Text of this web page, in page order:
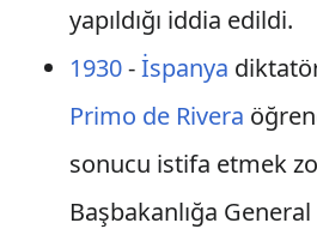
yapıldığı iddia edildi.
1930-İspanya
Primo de Rivera
sonucu istifa etmek
Başbakanlığa